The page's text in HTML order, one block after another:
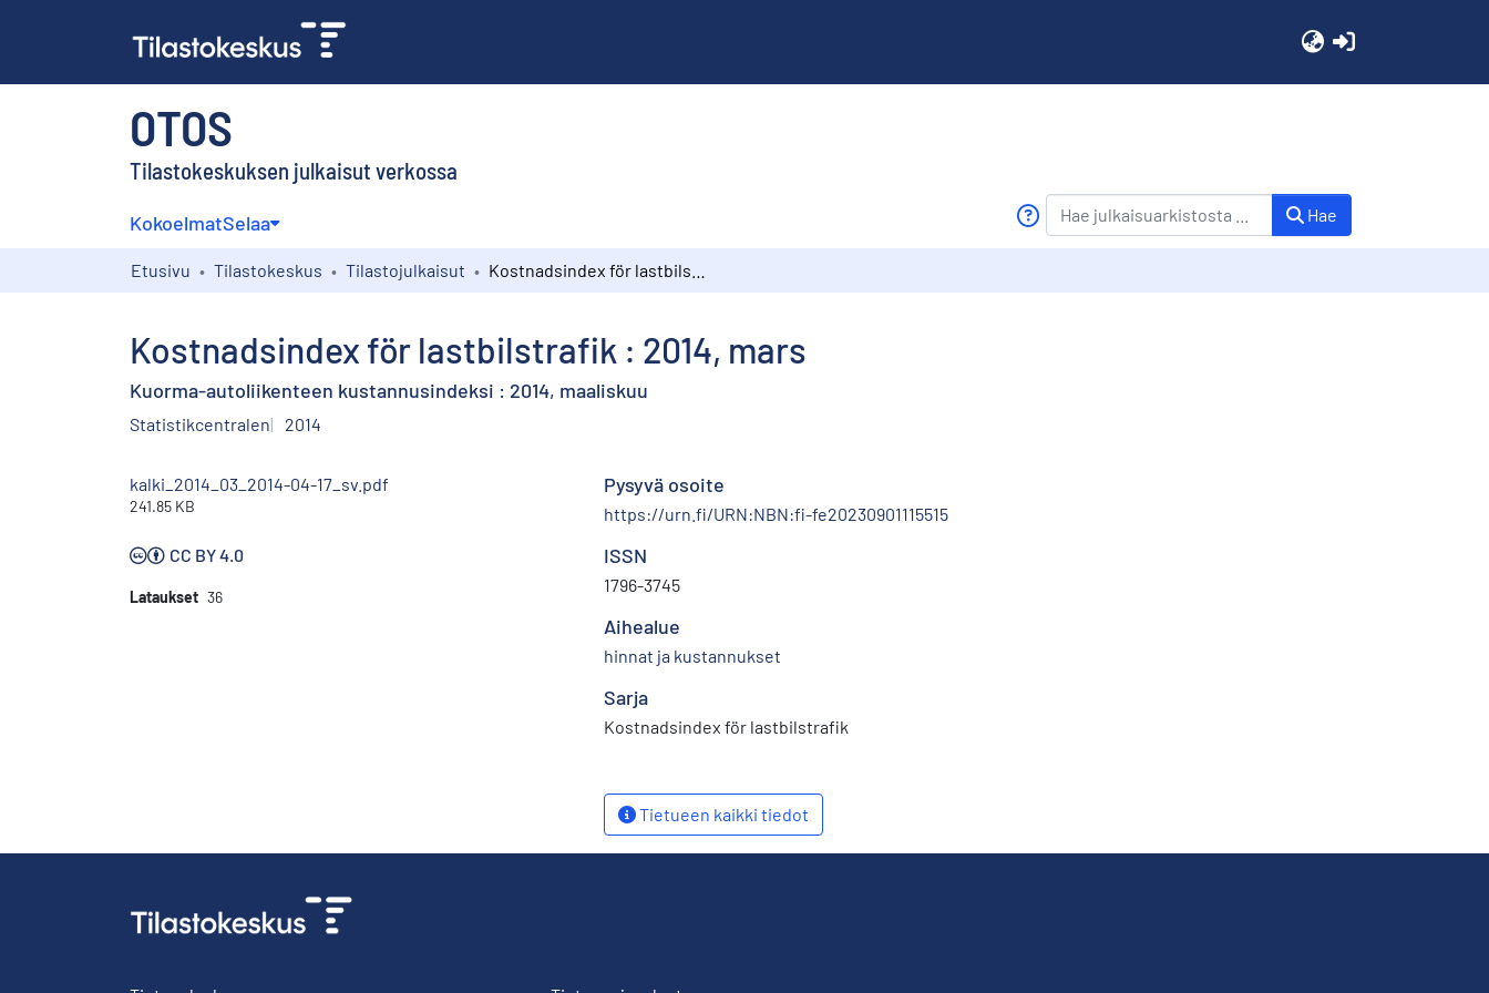
OTOS
Tilastokeskuksen julkaisut verkossa
KokoelmatSelaa Hae
Etusivu Tilastokeskus Tilastojulkaisut
Kostnadsindex för lastbilstrafik : 2014, mars
Kuorma-autoliikenteen kustannusindeksi : 2014, maaliskuu
Statistikcentralen 2014
kalki_2014_03_2014-04-17_sv.pdf
241.85 KB
CC BY 4.0
Lataukset 36
Pysyvä osoite
https://urn.fi/URN:NBN:fi-fe20230901115515
ISSN
1796-3745
Aihealue
hinnat ja kustannukset
Sarja
Kostnadsindex för lastbilstrafik
Tietueen kaikki tiedot